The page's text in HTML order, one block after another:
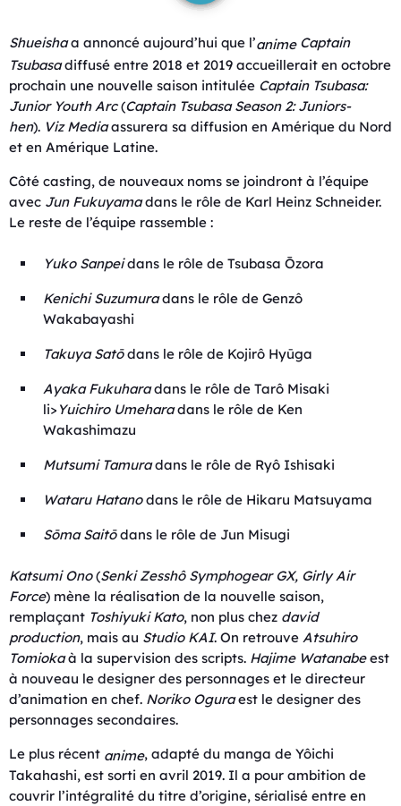
Shueishaa annoncé aujourd’hui que l’anime Captain
Tsubasadiffusé entre 2018 et 2019 accueillerait en octobre
prochain une nouvelle saison intitulée Captain Tsubasa:
Junior Youth Arc(Captain TsubasaSeason 2: Juniors-
hen). Viz Mediaassurera sa diffusion en Amérique du Nord
et en Amérique Latine.
Côté casting, de nouveaux noms se joindront à l’équipe
avec Jun Fukuyamadans le rôle de Karl Heinz Schneider.
Le reste de l’équipe rassemble :
Yuko Sanpeidans le rôle de Tsubasa Ōzora
Kenichi Suzumuradans le rôle de Genzô
Wakabayashi
Takuya Satōdans le rôle de Kojirô Hyūga
Ayaka Fukuharadans le rôle de Tarô Misaki
li> Yuichiro Umeharadans le rôle de Ken
Wakashimazu
Mutsumi Tamuradans le rôle de Ryô Ishisaki
Wataru Hatanodans le rôle de Hikaru Matsuyama
Sōma Saitōdans le rôle de Jun Misugi
Katsumi Ono(Senki Zesshô Symphogear GX, Girly Air
Force) mène la réalisation de la nouvelle saison,
remplaçant Toshiyuki Kato, non plus chez david
production, mais au Studio KAI. On retrouve Atsuhiro
Tomiokaà la supervision des scripts. Hajime Watanabeest
à nouveau le designer des personnages et le directeur
d’animation en chef. Noriko Oguraest le designer des
personnages secondaires.
Le plus récent anime, adapté du manga de Yôichi
Takahashi, est sorti en avril 2019. Il a pour ambition de
couvrir l’intégralité du titre d’origine, sérialisé entre en